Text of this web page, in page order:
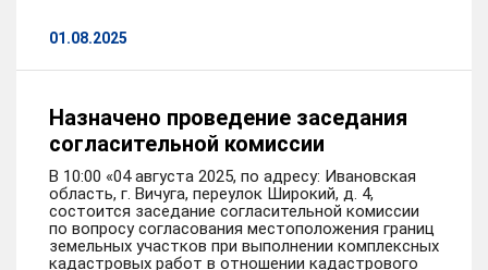
01.08.2025
Назначено проведение заседания
согласительной комиссии
В 10:00 «04 августа 2025, по адресу: Ивановская
область, г. Вичуга, переулок Широкий, д. 4,
состоится заседание согласительной комиссии
по вопросу согласования местоположения границ
земельных участков при выполнении комплексных
кадастровых работ в отношении кадастрового